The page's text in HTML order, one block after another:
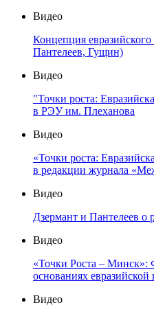
Видео
Концепция
Пантелеев, Гущин)
Видео
"Точки роста:
в РЭУ им. Плеханова
Видео
«Точки роста:
в редакции журнала
Видео
Дзермант и Пантелеев о
Видео
«Точки Роста – Минск»:
основаниях евразийской
Видео